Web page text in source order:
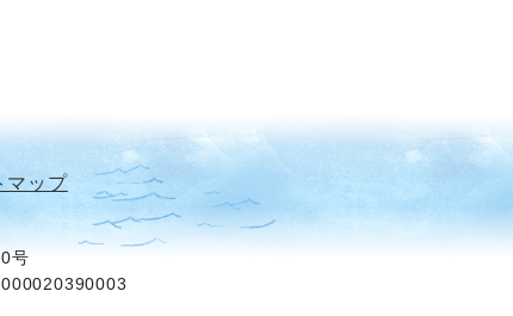
マップ
号